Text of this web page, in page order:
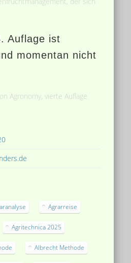
Auflage ist
momentan nicht
Agrarreise
Agritechnica 2025
Albrecht Methode